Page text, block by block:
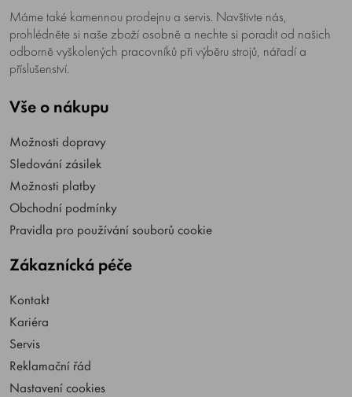
Máme také kamennou prodejnu a servis. Navštivte nás,
prohlédněte si naše zboží osobně a nechte si poradit od našich
odborně vyškolených pracovníků při výběru strojů, nářadí a
příslušenství.
Vše o nákupu
Možnosti dopravy
Sledování zásilek
Možnosti platby
Obchodní podmínky
Pravidla pro používání souborů cookie
Zákaznícká péče
Kontakt
Kariéra
Servis
Reklamační řád
Nastavení cookies